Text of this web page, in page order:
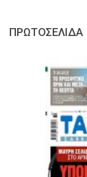
ΠΡΩΤΟΣΕΛΙΔΑ